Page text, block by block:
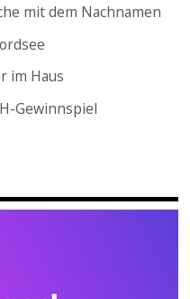
mit dem Nachnamen
im Haus
Gewinnspiel